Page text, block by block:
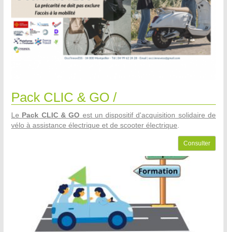
Pack CLIC & GO /
Le Pack CLIC & GO est un dispositif d'acquisition solidaire de
vélo à assistance électrique et de scooter électrique
Consulter